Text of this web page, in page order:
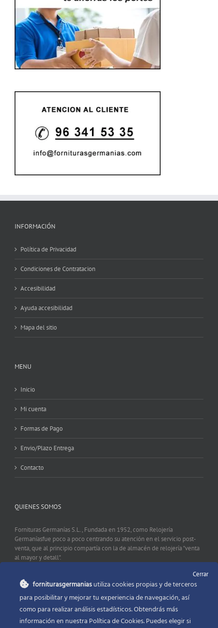
INFORMACIÓN
Política de Privacidad
Condiciones de Contratacion
Accesibilidad
Ayuda accesibilidad
Mapa del sitio
MENU
Inicio
Mi cuenta
Formas de Pago
Envio/Plazo Entrega
Contacto
QUIENES SOMOS
Fornituras Germanías S.L., Fundada en 1952, como Relojería
Germaníasfue poco a poco centrando su atención en el servicio post-
venta, que al principio compartía con la de almacén de relojería "venta
al mayor y detall".
CONTACTO
Fornituras Germanías, Calle Sevilla 2, 46006 Valencia España
Phone:96 341 53 35
Cerrar
forniturasgermaniasutiliza cookies propias y de terceros
para posibilitar y mejorar tu experiencia de navegación, así
como para realizar análisis estadísticos. Obtendrás más
información en nuestra Política de Cookies. Puedes elegir si